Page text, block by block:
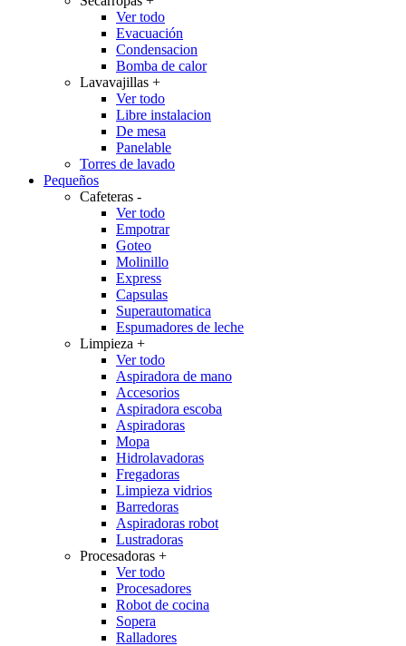
Ver todo
Evacuación
Condensacion
Bomba de calor
Lavavajillas +
Ver todo
Libre instalacion
De mesa
Panelable
Torres de lavado
Pequeños
Cafeteras -
Ver todo
Empotrar
Goteo
Molinillo
Express
Capsulas
Superautomatica
Espumadores de leche
Limpieza +
Ver todo
Aspiradora de mano
Accesorios
Aspiradora escoba
Aspiradoras
Mopa
Hidrolavadoras
Fregadoras
Limpieza vidrios
Barredoras
Aspiradoras robot
Lustradoras
Procesadoras +
Ver todo
Procesadores
Robot de cocina
Sopera
Ralladores